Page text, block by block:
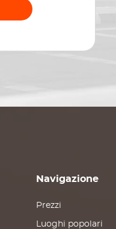
Navigazione
Prezzi
Luoghi popolari